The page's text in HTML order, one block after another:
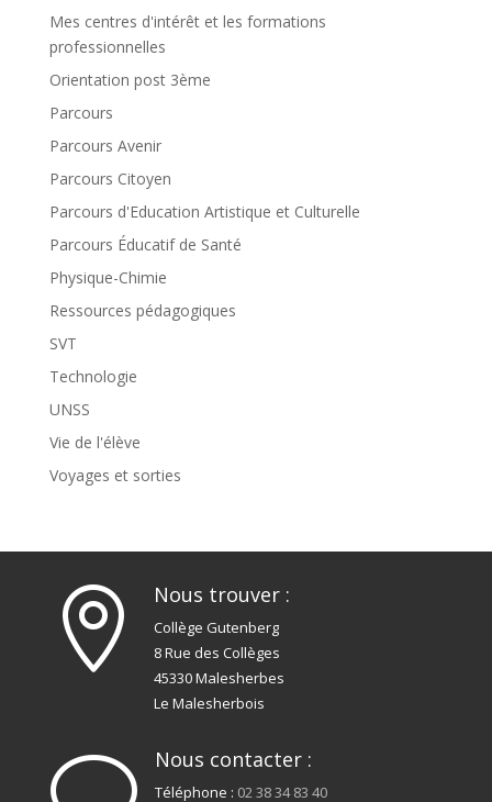
Mes centres d'intérêt et les formations
professionnelles
Orientation post 3ème
Parcours
Parcours Avenir
Parcours Citoyen
Parcours d'Education Artistique et Culturelle
Parcours Éducatif de Santé
Physique-Chimie
Ressources pédagogiques
SVT
Technologie
UNSS
Vie de l'élève
Voyages et sorties
 Nous trouver :
Collège Gutenberg
8 Rue des Collèges
45330 Malesherbes
Le Malesherbois
Nous contacter :
Téléphone : 02 38 34 83 40